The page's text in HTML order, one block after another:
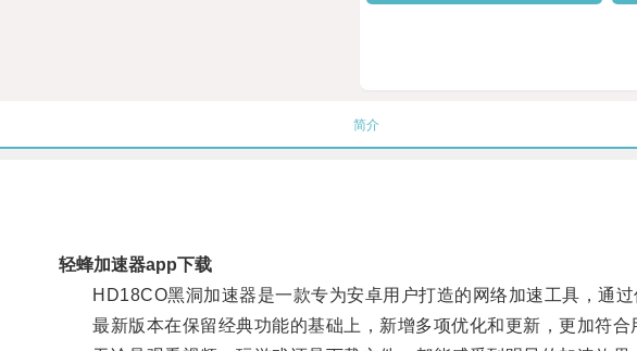
简介
轻蜂加速器app下载
HD18CO黑洞加速器是一款专为安卓用户打造的网络加速工具，通过
最新版本在保留经典功能的基础上，新增多项优化和更新，更加符合